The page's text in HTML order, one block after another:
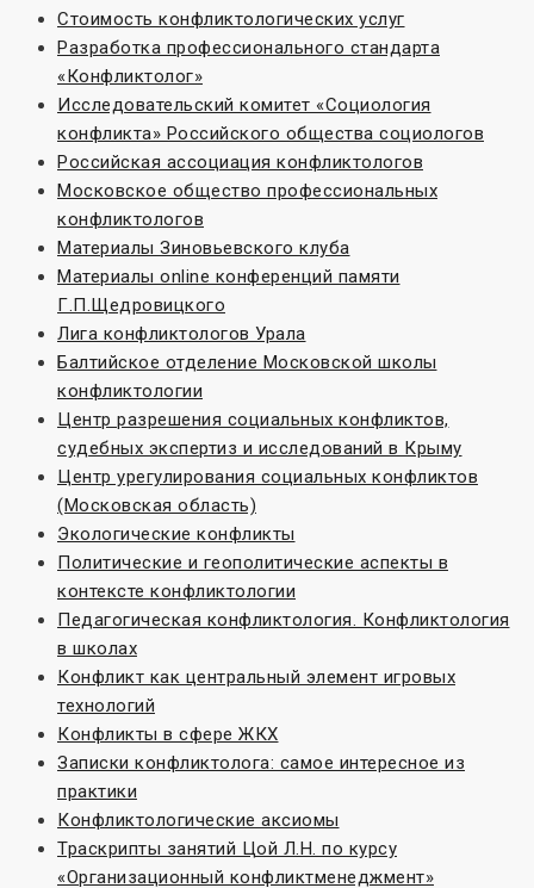
Стоимость конфликтологических услуг
Разработка профессионального стандарта
«Конфликтолог»
Исследовательский комитет «Социoлогия
конфликта» Российского общества социологов
Российская ассоциация конфликтологов
Московское общество профессиональных
конфликтологов
Материалы Зиновьевского клуба
Материалы online конференций памяти
Г.П.Щедровицкого
Лига конфликтологов Урала
Балтийское отделение Московской школы
конфликтологии
Центр разрешения социальных конфликтов,
судебных экспертиз и исследований в Крыму
Центр урегулирования социальных конфликтов
(Московская область)
Экологические конфликты
Политические и геополитические аспекты в
контексте конфликтологии
Педагогическая конфликтология. Конфликтология
в школах
Конфликт как центральный элемент игровых
технологий
Конфликты в сфере ЖКХ
Записки конфликтолога: самое интересное из
практики
Конфликтологические аксиомы
Траскрипты занятий Цой Л.Н. по курсу
«Организационный конфликтменеджмент»